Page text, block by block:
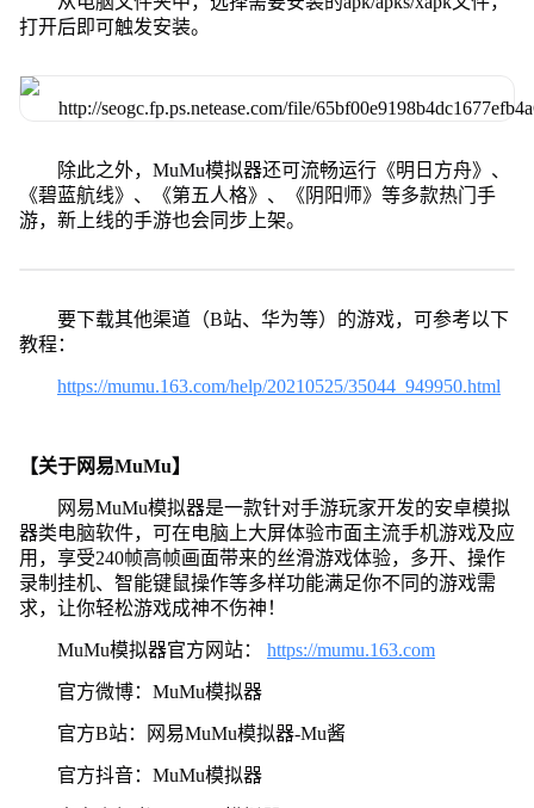
打开后即可触发安装。
除此之外，MuMu模拟器还可流畅运行《明日方舟》、
《碧蓝航线》、《第五人格》、《阴阳师》等多款热门手
游，新上线的手游也会同步上架。
要下载其他渠道（B站、华为等）的游戏，可参考以下
教程：
https://mumu.163.com/help/20210525/35044_949950.html
【关于网易MuMu】
网易MuMu模拟器是一款针对手游玩家开发的安卓模拟
器类电脑软件，可在电脑上大屏体验市面主流手机游戏及应
用，享受240帧高帧画面带来的丝滑游戏体验，多开、操作
录制挂机、智能键鼠操作等多样功能满足你不同的游戏需
求，让你轻松游戏成神不伤神！
MuMu模拟器官方网站： https://mumu.163.com
官方微博：MuMu模拟器
官方B站：网易MuMu模拟器-Mu酱
官方抖音：MuMu模拟器